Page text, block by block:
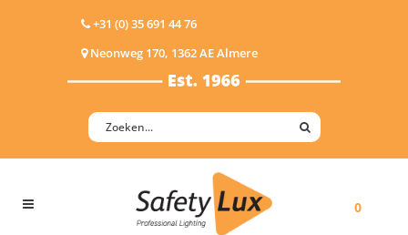
+31 (0) 35 691 44 76
Neonweg 170, 1362 AE Almere
0